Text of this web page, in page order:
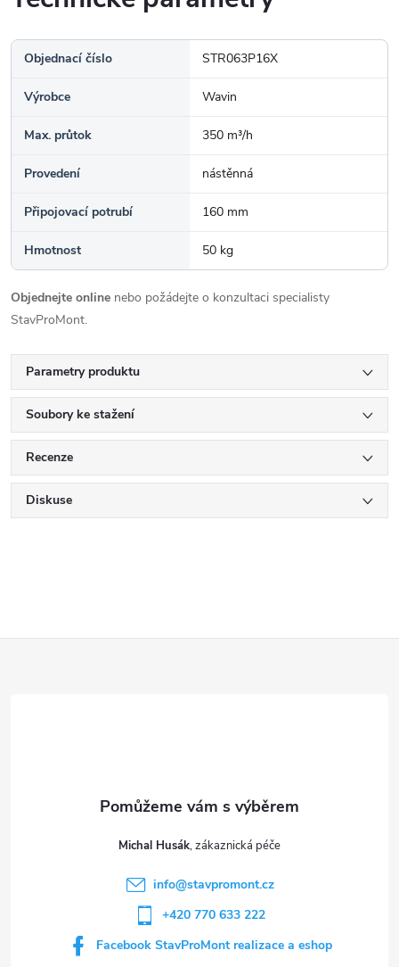
Objednací číslo STR063P16X
Výrobce Wavin
Max. průtok 350 m³/h
Provedení nástěnná
Připojovací potrubí 160 mm
Hmotnost 50 kg
Objednejte online nebo požádejte o konzultaci specialisty
StavProMont.
Parametry produktu
Soubory ke stažení
Recenze
Diskuse
Michal Husák
info@stavpromont.cz
+420 770 633 222
Facebook StavProMont realizace a eshop